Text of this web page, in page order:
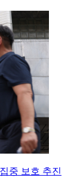
중 보호 추진